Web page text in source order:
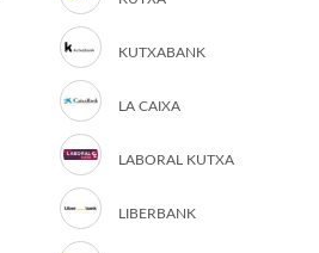
KUTXABANK
LA CAIXA
LABORAL KUTXA
LIBERBANK